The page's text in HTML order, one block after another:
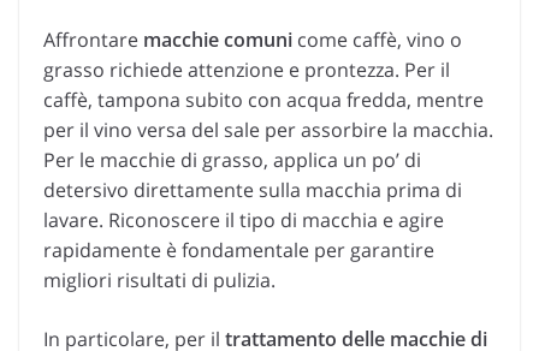
Affrontare macchie comuni come caffè, vino o
grasso richiede attenzione e prontezza. Per il
caffè, tampona subito con acqua fredda, mentre
per il vino versa del sale per assorbire la macchia.
Per le macchie di grasso, applica un po’ di
detersivo direttamente sulla macchia prima di
lavare. Riconoscere il tipo di macchia e agire
rapidamente è fondamentale per garantire
migliori risultati di pulizia.
In particolare, per il trattamento delle macchie di